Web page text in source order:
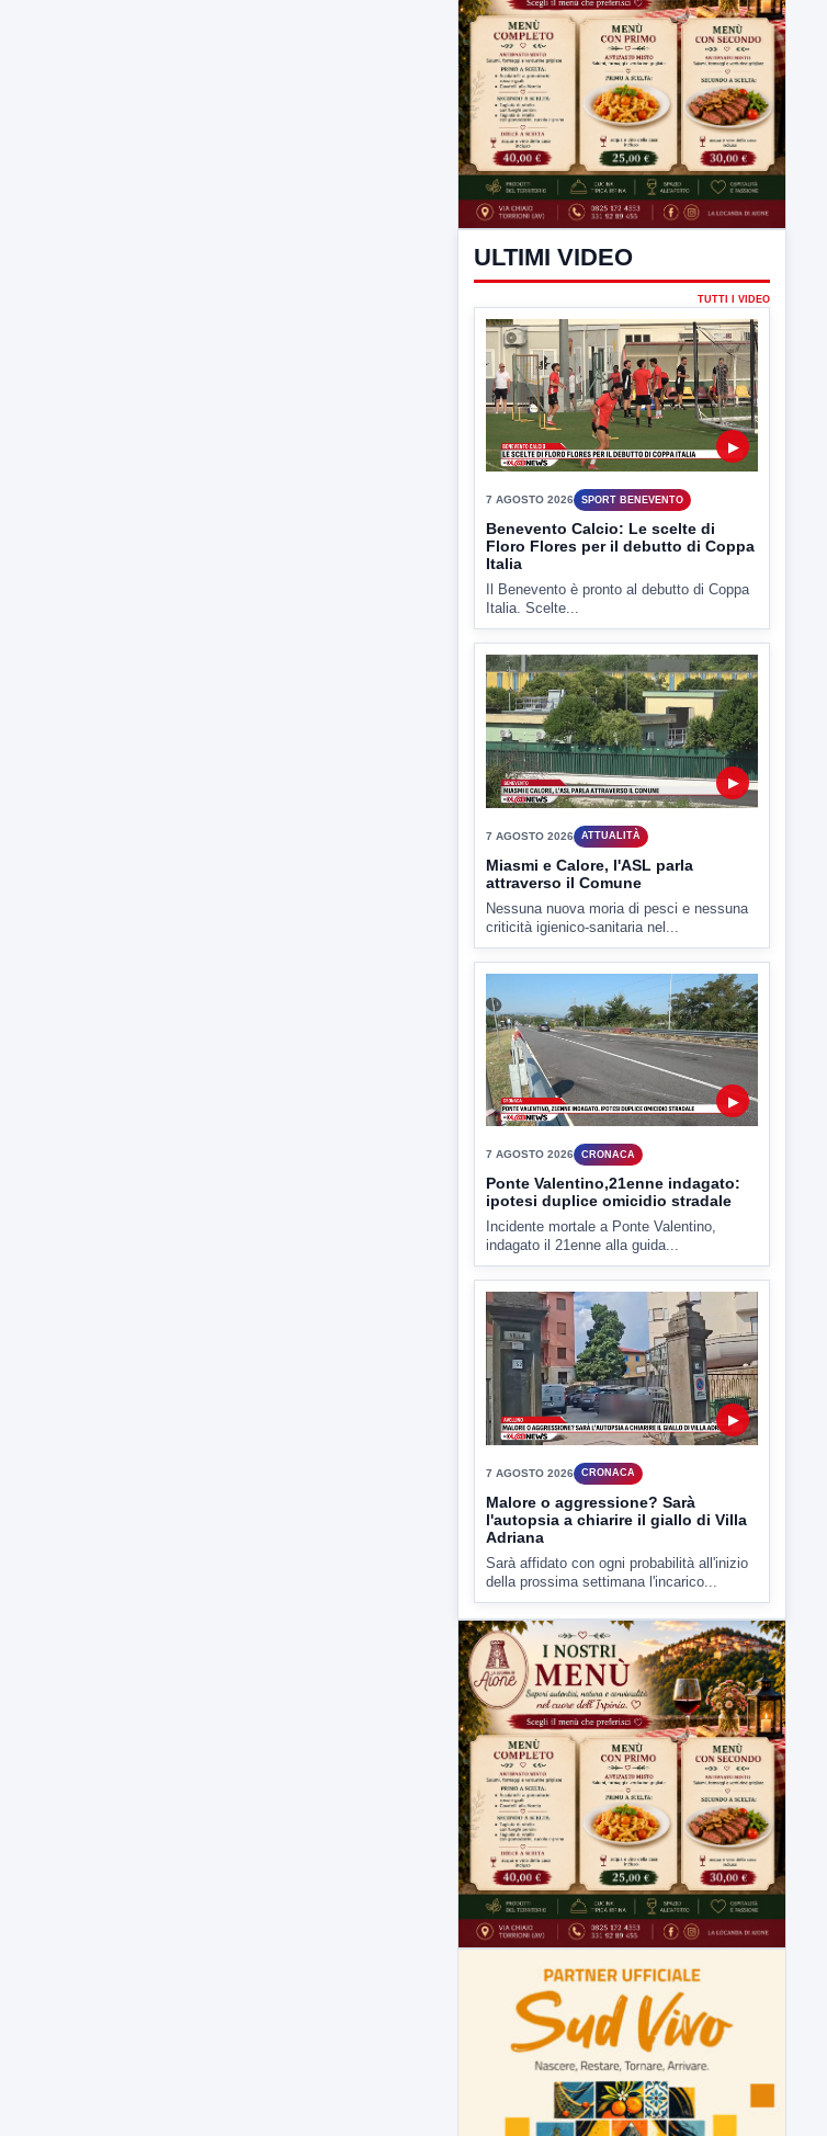
ULTIMI VIDEO
▶
7 AGOSTO 2026 SPORT BENEVENTO
Benevento Calcio: Le scelte di
Floro Flores per il debutto di Coppa
Italia
Il Benevento è pronto al debutto di Coppa
Italia. Scelte...
▶
Miasmi e Calore, l'ASL parla
attraverso il Comune
Nessuna nuova moria di pesci e nessuna
criticità igienico-sanitaria nel...
▶
Ponte Valentino,21enne indagato:
ipotesi duplice omicidio stradale
Incidente mortale a Ponte Valentino,
▶
7 AGOSTO 2026 CRONACA
Malore o aggressione? Sarà
l'autopsia a chiarire il giallo di Villa
Adriana
Sarà affidato con ogni probabilità all'inizio
della prossima settimana l'incarico...